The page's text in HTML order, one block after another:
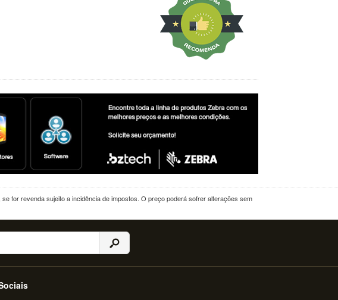
for revenda sujeito a incidência de impostos. O preço poderá sofrer alterações sem